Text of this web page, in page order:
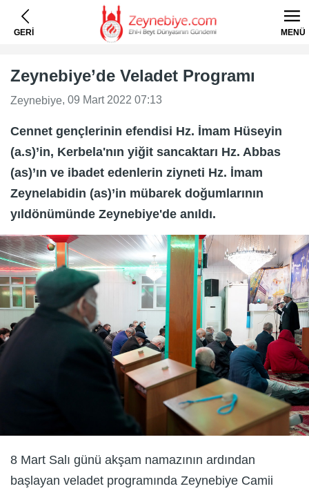
GERİ MENÜ
Zeynebiye’de Veladet Programı
Zeynebiye, 09 Mart 2022 07:13
Cennet gençlerinin efendisi Hz. İmam Hüseyin
(a.s)’in, Kerbela'nın yiğit sancaktarı Hz. Abbas
(as)’ın ve ibadet edenlerin ziyneti Hz. İmam
Zeynelabidin (as)’in mübarek doğumlarının
yıldönümünde Zeynebiye'de anıldı.
8 Mart Salı günü akşam namazının ardından
başlayan veladet programında Zeynebiye Camii